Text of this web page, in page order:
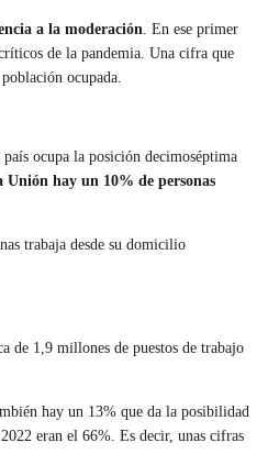
a la moderación . En ese primer
de la pandemia. Una cifra que
ocupada.
ocupa la posición decimoséptima
Unión hay un 10% de personas
trabaja desde su domicilio
de 1,9 millones de puestos de trabajo
hay un 13% que da la posibilidad
eran el 66%. Es decir, unas cifras